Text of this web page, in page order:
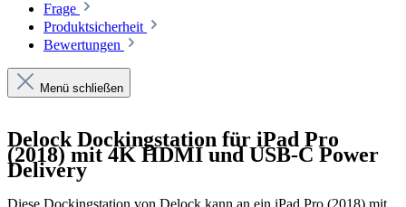
Frage
Produktsicherheit
Bewertungen
Menü schließen
Delock Dockingstation für iPad Pro
(2018) mit 4K HDMI und USB-C Power
Delivery
Diese Dockingstation von Delock kann an ein iPad Pro (2018) mit